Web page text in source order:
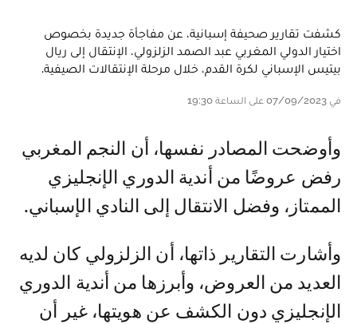
كشفت تقارير صحيفة إسبانية، عن مفاجأة جديدة بخصوص
اختيار الدولي المغربي عبد الصمد الزلزولي، الإنتقال إلى ريال
بيتيس الإسباني لكرة القدم، خلال مرحلة الإنتقالات الصيفية.
في 07/09/2023 على الساعة 19:30
وأوضحت المصادر نفسها، أن النجم المغربي
رفض عروضًا من أندية الدوري الإنجليزي
الممتاز، وفضل الانتقال إلى النادي الإسباني.
وأشارت التقارير ذاتها، أن الزلزولي كان لديه
العديد من العروض، وأبرزها من أندية الدوري
الإنجليزي دون الكشف عن هويتها، غير أن